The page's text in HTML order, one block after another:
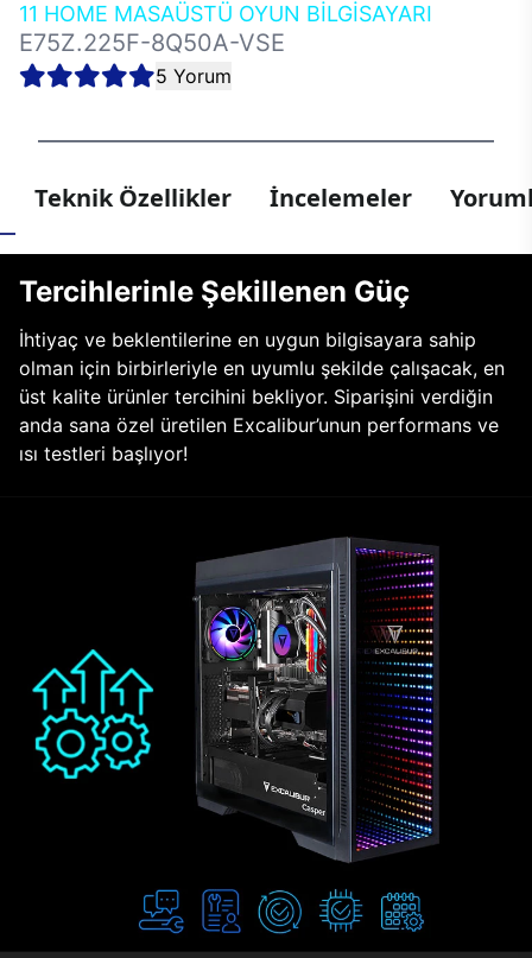
11 HOME MASAÜSTÜ OYUN BİLGİSAYARI
E75Z.225F-8Q50A-VSE
5 Yorum
Teknik Özellikler İncelemeler
Tercihlerinle Şekillenen Güç
İhtiyaç ve beklentilerine en uygun bilgisayara sahip
olman için birbirleriyle en uyumlu şekilde çalışacak, en
üst kalite ürünler tercihini bekliyor. Siparişini verdiğin
anda sana özel üretilen Excalibur’unun performans ve
ısı testleri başlıyor!